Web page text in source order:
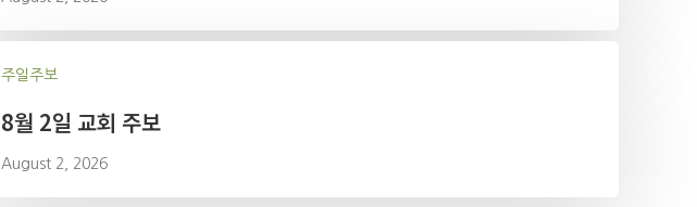
주일주보
8월 2일 교회 주보
August 2, 2026